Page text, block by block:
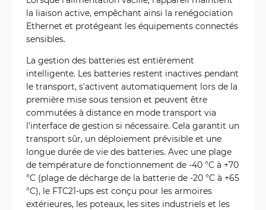
la liaison active, empêchant ainsi la renégociation
Ethernet et protégeant les équipements connectés
sensibles.
La gestion des batteries est entièrement
intelligente. Les batteries restent inactives pendant
le transport, s'activent automatiquement lors de la
première mise sous tension et peuvent être
commutées à distance en mode transport via
l'interface de gestion si nécessaire. Cela garantit un
transport sûr, un déploiement prévisible et une
longue durée de vie des batteries. Avec une plage
de température de fonctionnement de -40 °C à +70
°C (plage de décharge de la batterie de -20 °C à +65
°C), le FTC21-ups est conçu pour les armoires
extérieures, les poteaux, les sites industriels et les